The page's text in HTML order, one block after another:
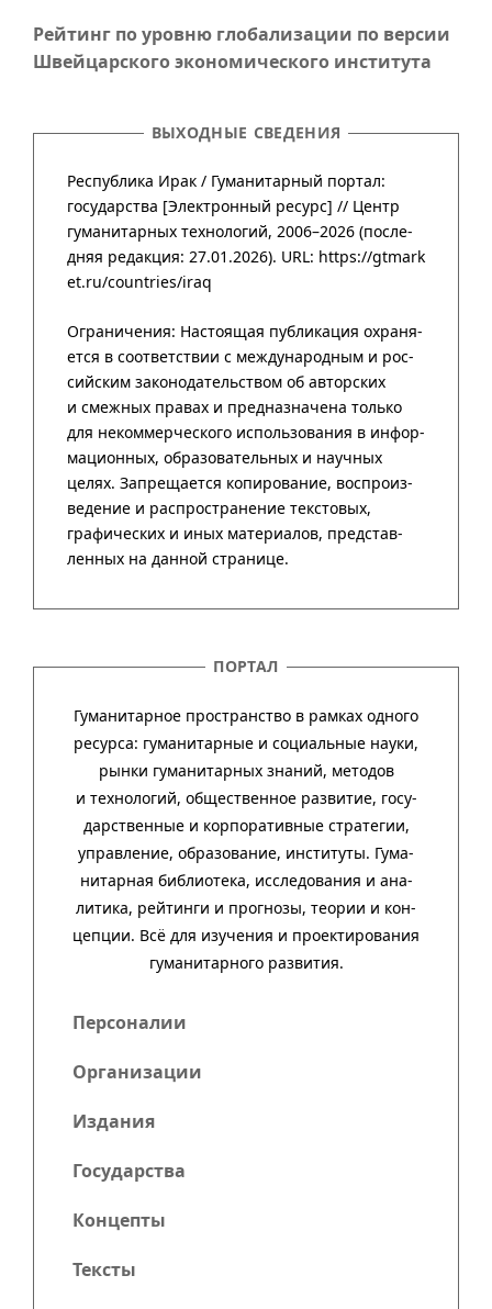
Рейтинг по уровню глобализации по версии
Швейцарского экономического института
ВЫХОДНЫЕ СВЕДЕНИЯ
Республика Ирак / Гума­нитар­ный портал:
государства [Элект­рон­ный ресурс] // Центр
гума­нитар­ных техно­логий, 2006–2026 (после­
дняя редак­ция: 27.01.2026). URL: https://gtmark
et.ru/countries/iraq
ПОРТАЛ
Гуманитарное пространство в рамках одного
ресурса: гума­ни­тар­ные и соци­аль­ные науки,
рынки гума­ни­тар­ных зна­ний, методов
и техно­ло­гий, обще­ст­вен­ное раз­ви­тие, госу­
дар­ст­вен­ные и кор­пора­тив­ные стра­тегии,
управ­ле­ние, обра­зо­ва­ние, инсти­туты. Гума­
нитар­ная биб­лио­тека, иссле­до­ва­ния и ана­
ли­тика, рей­тинги и прог­нозы, тео­рии и кон­
цеп­ции. Всё для изу­че­ния и про­ек­тиро­ва­ния
гума­нитар­ного развития.
Персоналии
Организации
Издания
Государства
Концепты
Тексты